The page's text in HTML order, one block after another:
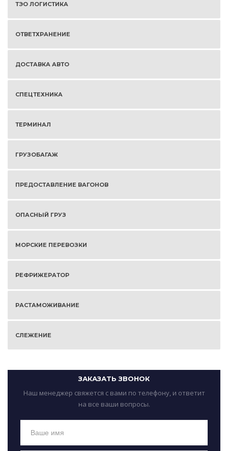
ТЭО ЛОГИСТИКА
ОТВЕТХРАНЕНИЕ
ДОСТАВКА АВТО
СПЕЦТЕХНИКА
ТЕРМИНАЛ
ГРУЗОБАГАЖ
ПРЕДОСТАВЛЕНИЕ ВАГОНОВ
ОПАСНЫЙ ГРУЗ
МОРСКИЕ ПЕРЕВОЗКИ
РЕФРИЖЕРАТОР
РАСТАМОЖИВАНИЕ
СЛЕЖЕНИЕ
ЗАКАЗАТЬ ЗВОНОК
Наш менеджер свяжется с вами по телефону, и ответит
на все ваши вопросы.